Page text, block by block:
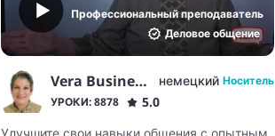
Профессиональный преподаватель
Деловое общение
Vera Business EngDeu немецкий Носитель
УРОКИ: 8878
5.0